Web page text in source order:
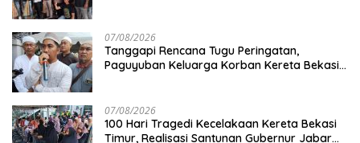
07/08/2026
Tanggapi Rencana Tugu Peringatan,
Paguyuban Keluarga Korban Kereta Bekasi
07/08/2026
100 Hari Tragedi Kecelakaan Kereta Bekasi
Timur, Realisasi Santunan Gubernur Jabar